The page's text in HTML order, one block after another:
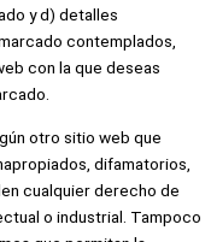
y d) detalles
contemplados,
con la que deseas
otro sitio web que
difamatorios,
cualquier derecho de
o industrial. Tampoco